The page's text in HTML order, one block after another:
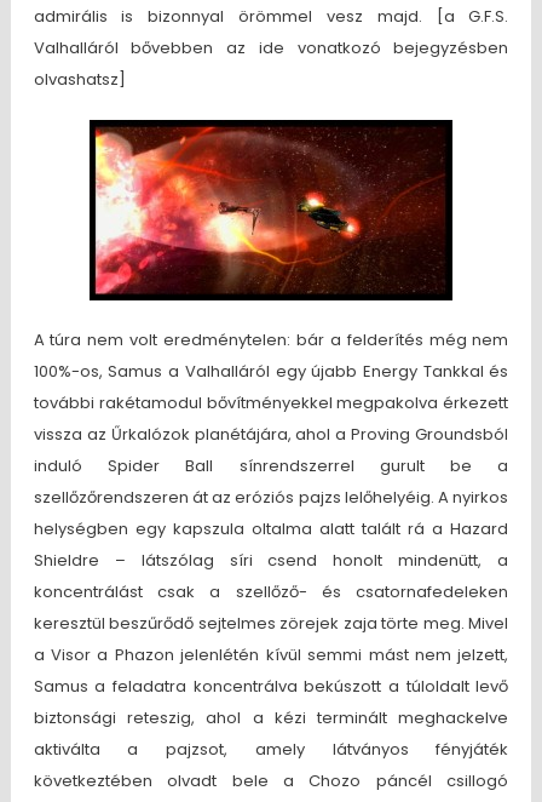
admirális is bizonnyal örömmel vesz majd. [a G.F.S.
Valhalláról bővebben az ide vonatkozó bejegyzésben
olvashatsz]
A túra nem volt eredménytelen: bár a felderítés még nem
100%-os, Samus a Valhalláról egy újabb Energy Tankkal és
további rakétamodul bővítményekkel megpakolva érkezett
vissza az Űrkalózok planétájára, ahol a Proving Groundsból
induló Spider Ball sínrendszerrel gurult be a
szellőzőrendszeren át az eróziós pajzs lelőhelyéig. A nyirkos
helységben egy kapszula oltalma alatt talált rá a Hazard
Shieldre – látszólag síri csend honolt mindenütt, a
koncentrálást csak a szellőző- és csatornafedeleken
keresztül beszűrődő sejtelmes zörejek zaja törte meg. Mivel
a Visor a Phazon jelenlétén kívül semmi mást nem jelzett,
Samus a feladatra koncentrálva bekúszott a túloldalt levő
biztonsági reteszig, ahol a kézi terminált meghackelve
aktiválta a pajzsot, amely látványos fényjáték
következtében olvadt bele a Chozo páncél csillogó